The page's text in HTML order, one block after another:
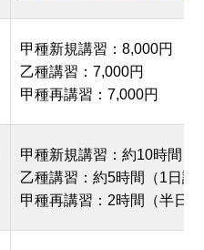
甲種新規講習：8,000円
乙種講習：7,000円
甲種再講習：7,000円
甲種新規講習：約10時間（
乙種講習：約5時間（1日講
甲種再講習：2時間（半日